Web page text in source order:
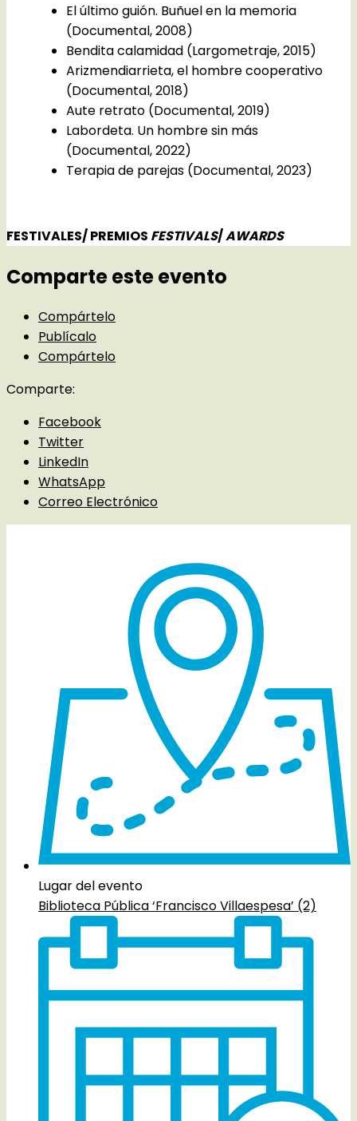
El último guión. Buñuel en la memoria
(Documental, 2008)
Bendita calamidad (Largometraje, 2015)
Arizmendiarrieta, el hombre cooperativo
(Documental, 2018)
Aute retrato (Documental, 2019)
Labordeta. Un hombre sin más
(Documental, 2022)
Terapia de parejas (Documental, 2023)
FESTIVALES/ PREMIOS FESTIVALS/AWARDS
Comparte este evento
Compártelo
Publícalo
Compártelo
Comparte:
Facebook
Twitter
LinkedIn
WhatsApp
Correo Electrónico
Lugar del evento
Biblioteca Pública ‘Francisco Villaespesa’ (2)